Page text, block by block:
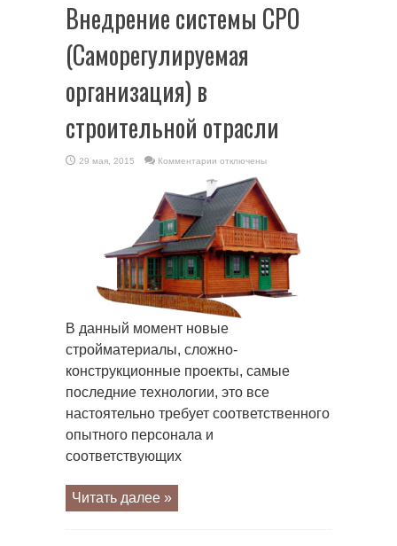
Внедрение системы СРО
(Саморегулируемая
организация) в
строительной отрасли
29 мая, 2015 Комментарии
Внедрение
системы
(Саморегулируемая
организация)
в
строительной
отрасли
отключены
В данный момент новые
стройматериалы, сложно-
конструкционные проекты, самые
последние технологии, это все
настоятельно требует соответственного
опытного персонала и
соответствующих
Читать далее »